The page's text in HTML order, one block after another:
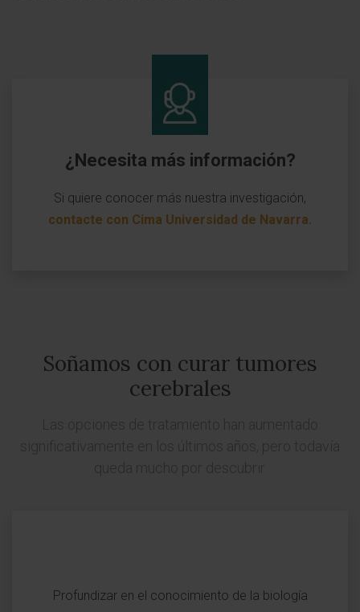
¿Necesita más información?
Si quiere conocer más nuestra investigación,
contacte con Cima Universidad de Navarra.
Soñamos con curar tumores
cerebrales
Profundizar en el conocimiento de la biología